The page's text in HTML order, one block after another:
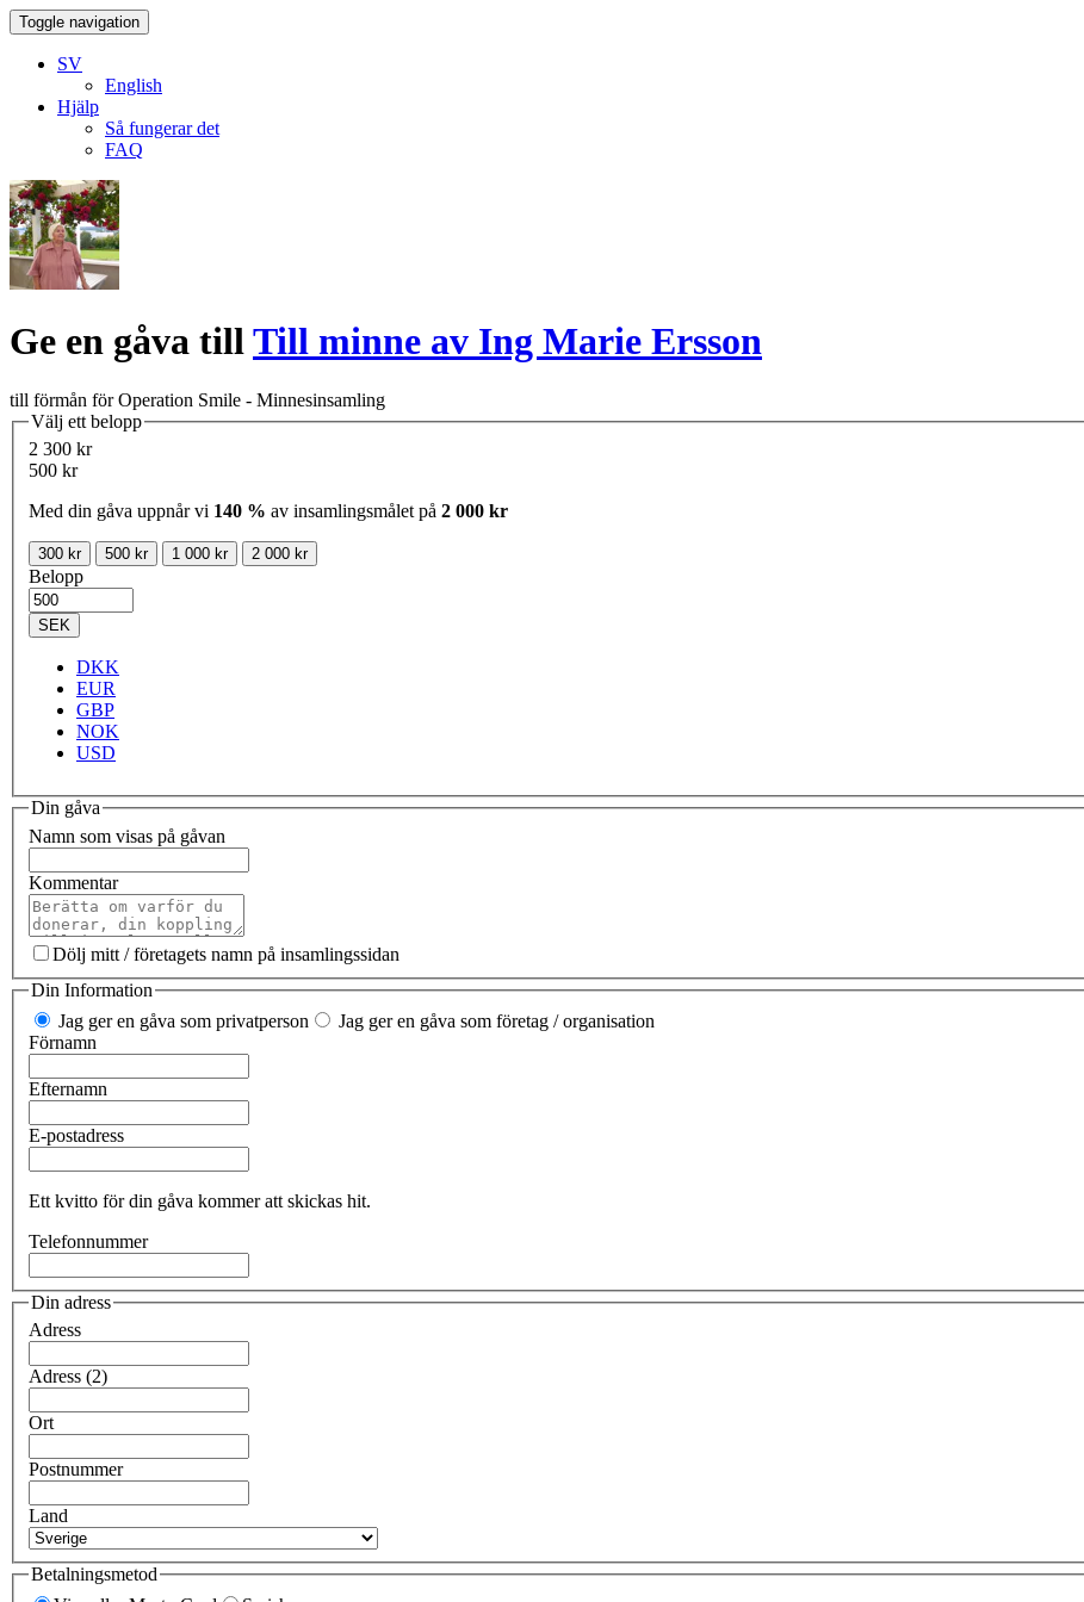
Toggle navigation
SV
English
Hjälp
Så fungerar det
FAQ
Ge en gåva tillTill minne av Ing Marie Ersson
till förmån för Operation Smile - Minnesinsamling
Välj ett belopp
2 300 kr
500 kr
Med din gåva uppnår vi 140 % av insamlingsmålet på 2 000 kr
300 kr 500 kr 1 000 kr 2 000 kr
Belopp
SEK
DKK
EUR
GBP
NOK
USD
Din gåva
Namn som visas på gåvan
Kommentar
Dölj mitt / företagets namn på insamlingssidan
Din Information
Jag ger en gåva som privatperson
Jag ger en gåva som företag / organisation
Förnamn
Efternamn
E-postadress
Ett kvitto för din gåva kommer att skickas hit.
Telefonnummer
Din adress
Adress
Adress (2)
Ort
Postnummer
Land
Betalningsmetod